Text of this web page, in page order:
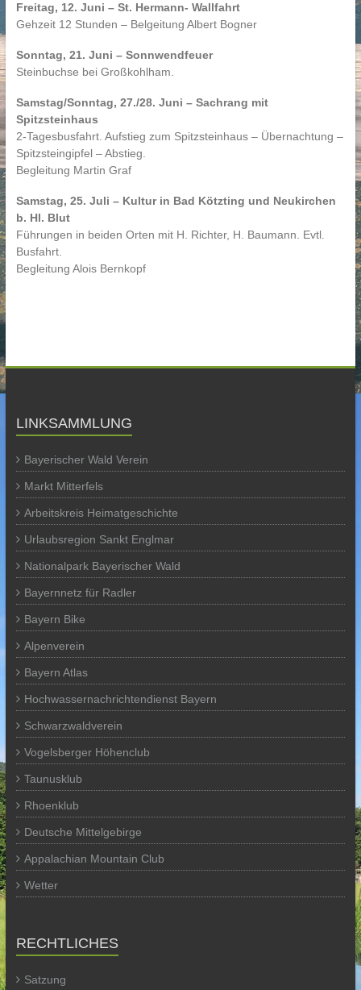
Freitag, 12. Juni – St. Hermann- Wallfahrt
Gehzeit 12 Stunden – Belgeitung Albert Bogner
Sonntag, 21. Juni – Sonnwendfeuer
Steinbuchse bei Großkohlham.
Samstag/Sonntag, 27./28. Juni – Sachrang mit
Spitzsteinhaus
2-Tagesbusfahrt. Aufstieg zum Spitzsteinhaus – Übernachtung –
Spitzsteingipfel – Abstieg.
Begleitung Martin Graf
Samstag, 25. Juli – Kultur in Bad Kötzting und Neukirchen
b. Hl. Blut
Führungen in beiden Orten mit H. Richter, H. Baumann. Evtl.
Busfahrt.
Begleitung Alois Bernkopf
LINKSAMMLUNG
Bayerischer Wald Verein
Markt Mitterfels
Arbeitskreis Heimatgeschichte
Urlaubsregion Sankt Englmar
Nationalpark Bayerischer Wald
Bayernnetz für Radler
Bayern Bike
Alpenverein
Bayern Atlas
Hochwassernachrichtendienst Bayern
Schwarzwaldverein
Vogelsberger Höhenclub
Taunusklub
Rhoenklub
Deutsche Mittelgebirge
Appalachian Mountain Club
Wetter
RECHTLICHES
Satzung